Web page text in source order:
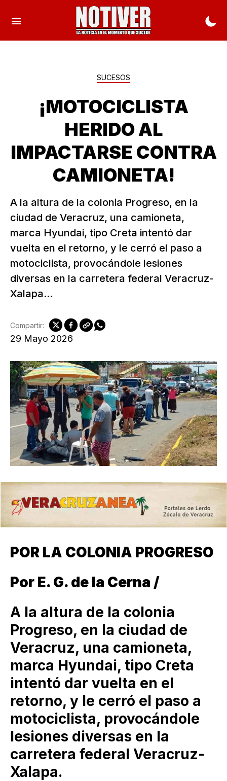
SUCESOS
¡MOTOCICLISTA
HERIDO AL
IMPACTARSE CONTRA
CAMIONETA!
A la altura de la colonia Progreso, en la
ciudad de Veracruz, una camioneta,
marca Hyundai, tipo Creta intentó dar
vuelta en el retorno, y le cerró el paso a
motociclista, provocándole lesiones
diversas en la carretera federal Veracruz-
Xalapa...
29 Mayo 2026
Compartir:
POR LA COLONIA PROGRESO
Por E. G. de la Cerna /
A la altura de la colonia
Progreso, en la ciudad de
Veracruz, una camioneta,
marca Hyundai, tipo Creta
intentó dar vuelta en el
retorno, y le cerró el paso a
motociclista, provocándole
lesiones diversas en la
carretera federal Veracruz-
Xalapa.